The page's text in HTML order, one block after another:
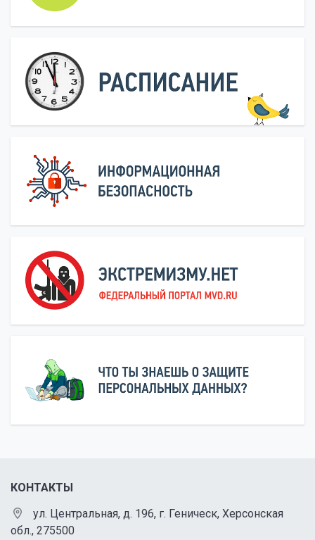
КОНТАКТЫ
ул. Центральная, д. 196, г. Геническ, Херсонская
обл., 275500